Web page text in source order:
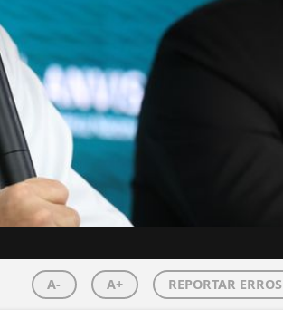
A- A+ REPORTAR ERROS